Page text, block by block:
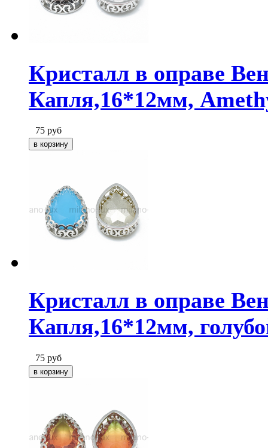
Кристалл в оправе
Капля,16*12мм,
75 руб
Кристалл в оправе
Капля,16*12мм,
75 руб